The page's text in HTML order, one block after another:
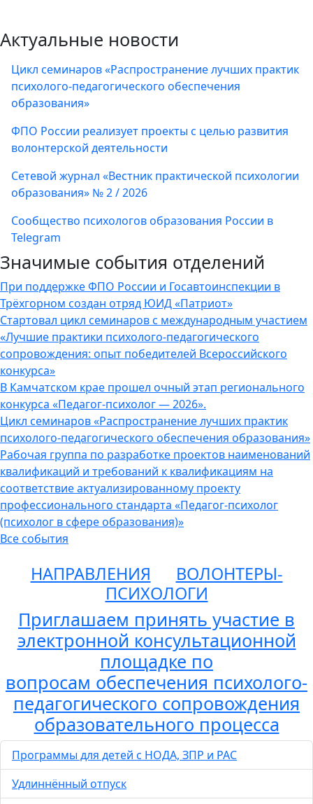
Актуальные новости
Цикл семинаров «Распространение лучших практик
психолого-педагогического обеспечения
образования»
ФПО России реализует проекты с целью развития
волонтерской деятельности
Сетевой журнал «Вестник практической психологии
образования» № 2 / 2026
Сообщество психологов образования России в
Telegram
Значимые события отделений
При поддержке ФПО России и Госавтоинспекции в
Трёхгорном создан отряд ЮИД «Патриот»
Стартовал цикл семинаров с международным участием
«Лучшие практики психолого-педагогического
сопровождения: опыт победителей Всероссийского
конкурса»
В Камчатском крае прошел очный этап регионального
конкурса «Педагог-психолог — 2026».
Цикл семинаров «Распространение лучших практик
психолого-педагогического обеспечения образования»
Рабочая группа по разработке проектов наименований
квалификаций и требований к квалификациям на
соответствие актуализированному проекту
профессионального стандарта «Педагог-психолог
(психолог в сфере образования)»
Все события
НАПРАВЛЕНИЯ
ВОЛОНТЕРЫ-
ПСИХОЛОГИ
Приглашаем принять участие в
электронной консультационной
площадке по
вопросам обеспечения психолого-
педагогического сопровождения
образовательного процесса
Программы для детей с НОДА, ЗПР и РАС
Удлиннённый отпуск